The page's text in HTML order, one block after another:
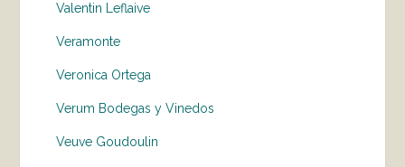
Valentin Leflaive
Veramonte
Veronica Ortega
Verum Bodegas y Vinedos
Veuve Goudoulin